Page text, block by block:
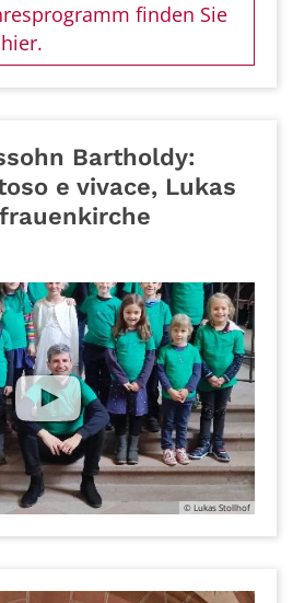
finden Sie
Bartholdy:
e vivace, Lukas
© Lukas Stollhof